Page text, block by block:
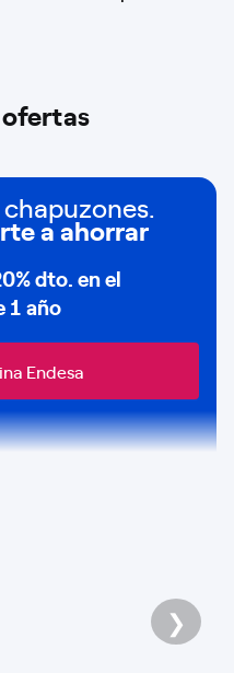
a ahorrar
dto. en el
1 año
Endesa
❯